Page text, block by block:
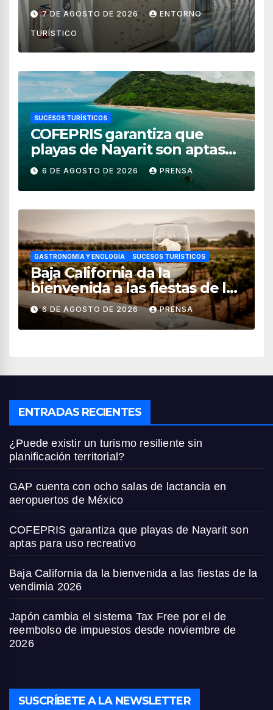
de México
7 DE AGOSTO DE 2026 ENTORNO
TURÍSTICO
SUCESOS TURÍSTICOS
COFEPRIS garantiza que
playas de Nayarit son aptas
para uso recreativo
6 DE AGOSTO DE 2026 PRENSA
GASTRONOMÍA Y ENOLOGÍA SUCESOS TURÍSTICOS
Baja California da la
bienvenida a las fiestas de la
vendimia 2026
6 DE AGOSTO DE 2026 PRENSA
ENTRADAS RECIENTES
¿Puede existir un turismo resiliente sin
planificación territorial?
GAP cuenta con ocho salas de lactancia en
aeropuertos de México
COFEPRIS garantiza que playas de Nayarit son
aptas para uso recreativo
Baja California da la bienvenida a las fiestas de la
vendimia 2026
Japón cambia el sistema Tax Free por el de
reembolso de impuestos desde noviembre de
2026
SUSCRÍBETE A LA NEWSLETTER